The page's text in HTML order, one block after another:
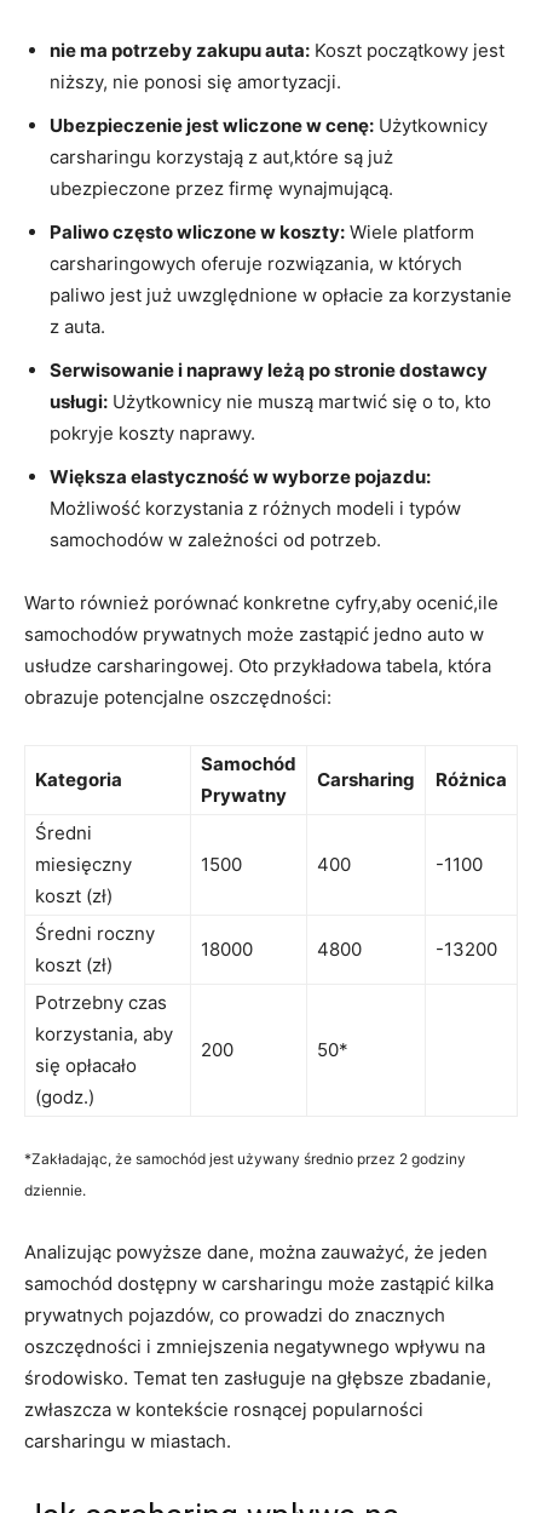
nie⁢ ma potrzeby zakupu auta: Koszt początkowy jest
niższy, nie ponosi się amortyzacji.
Ubezpieczenie jest wliczone w cenę: Użytkownicy
carsharingu korzystają z aut,które są już
ubezpieczone przez firmę wynajmującą.
Paliwo często ‍wliczone w koszty: Wiele platform
carsharingowych oferuje rozwiązania, w których
paliwo jest już⁢ uwzględnione w opłacie⁢ za korzystanie
z ​auta.
Serwisowanie i ⁢naprawy leżą po stronie dostawcy
usługi: Użytkownicy nie muszą martwić‌ się o to, kto
pokryje koszty naprawy.
Większa elastyczność w⁣ wyborze pojazdu:
Możliwość korzystania z różnych modeli i typów
samochodów w zależności od potrzeb.
Warto również porównać konkretne cyfry,aby ocenić,ile
samochodów prywatnych może⁣ zastąpić jedno auto w
usłudze carsharingowej. Oto przykładowa tabela, która
obrazuje ‌potencjalne oszczędności:
Kategoria
Samochód
Prywatny
Carsharing Różnica
Średni
miesięczny
koszt (zł)
1500 400 -1100
Średni roczny
koszt (zł)
18000 4800 -13200
Potrzebny‌ czas
korzystania, aby
się opłacało
(godz.)
200 50*
*Zakładając, że samochód jest używany średnio przez 2 godziny
dziennie.
Analizując powyższe dane, można zauważyć, że jeden
samochód ‌dostępny w carsharingu ⁢może zastąpić kilka
prywatnych pojazdów, co prowadzi do⁤ znacznych
oszczędności i zmniejszenia negatywnego wpływu na
środowisko. Temat ten zasługuje ​na głębsze zbadanie,
zwłaszcza⁢ w kontekście rosnącej popularności
carsharingu w miastach.